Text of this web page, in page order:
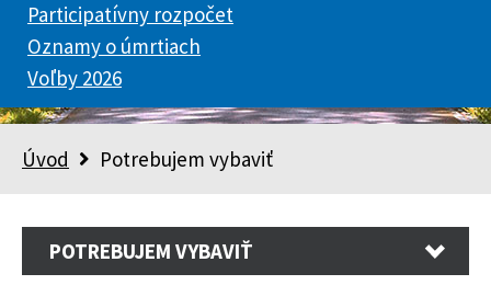
Participatívny rozpočet
Oznamy o úmrtiach
Voľby 2026
Úvod Potrebujem vybaviť
POTREBUJEM VYBAVIŤ